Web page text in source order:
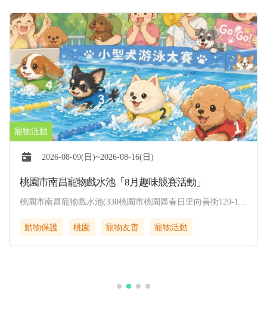
2026-08-09(日)~2026-08-16(日)
桃園市南昌寵物戲水池「8月趣味競賽活動」
桃園市南昌寵物戲水池(330桃園市桃園區春日里向善街120-1
動物保護
桃園 寵物友善 寵物活動